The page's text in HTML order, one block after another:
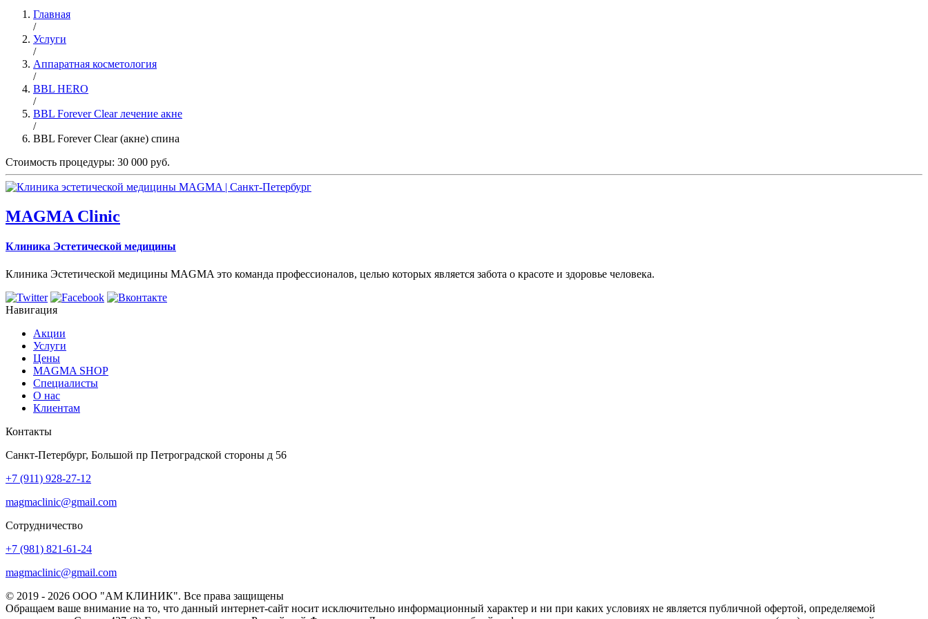
Главная
/
Услуги
/
Аппаратная косметология
/
BBL HERO
/
BBL Forever Clear лечение акне
/
BBL Forever Clear (акне) спина
Стоимость процедуры: 30 000 руб.
MAGMA Clinic
Клиника Эстетической медицины
Клиника Эстетической медицины MAGMA это команда профессионалов, целью которых является забота о красоте и здоровье человека.
Навигация
Акции
Услуги
Цены
MAGMA SHOP
Специалисты
О нас
Клиентам
Контакты
Санкт-Петербург, Большой пр Петроградской стороны д 56
+7 (911) 928-27-12
magmaclinic@gmail.com
Сотрудничество
+7 (981) 821-61-24
magmaclinic@gmail.com
© 2019 - 2026 ООО "АМ КЛИНИК". Все права защищены
Обращаем ваше внимание на то, что данный интернет-сайт носит исключительно информационный характер и ни при каких условиях не является публичной офертой, определяемой